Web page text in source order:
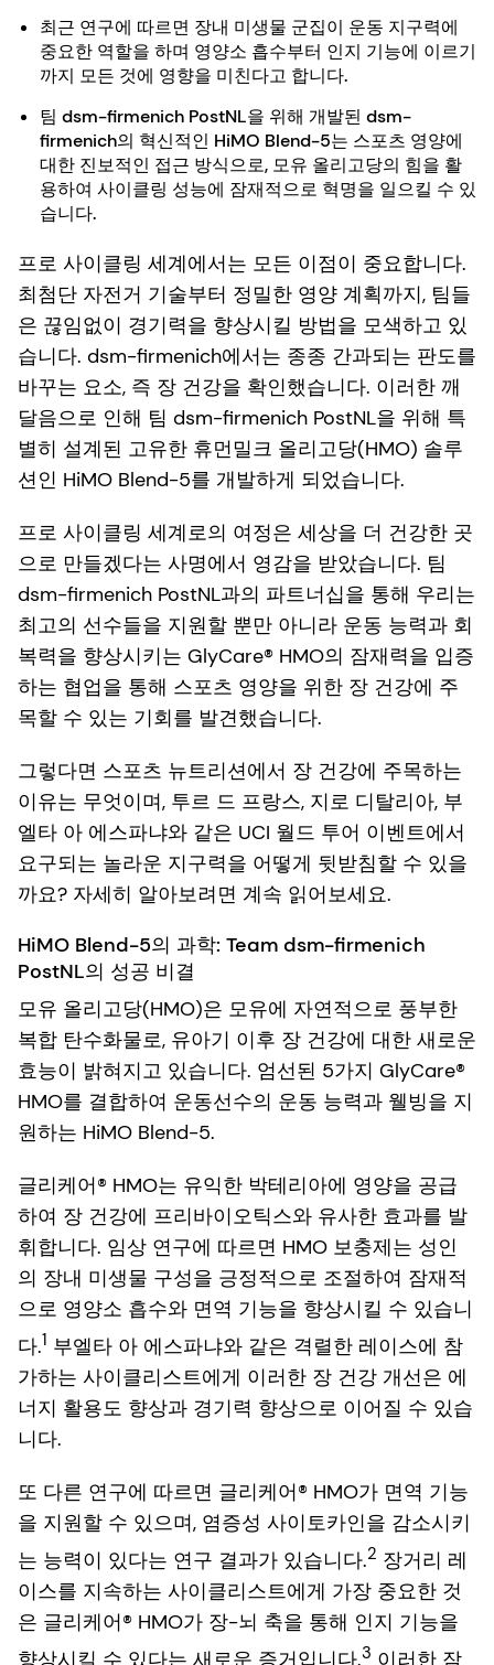
최근 연구에 따르면 장내 미생물 군집이 운동 지구력에
중요한 역할을 하며 영양소 흡수부터 인지 기능에 이르기
까지 모든 것에 영향을 미친다고 합니다.
팀 dsm-firmenich PostNL을 위해 개발된 dsm-
firmenich의 혁신적인 HiMO Blend-5는 스포츠 영양에
대한 진보적인 접근 방식으로, 모유 올리고당의 힘을 활
용하여 사이클링 성능에 잠재적으로 혁명을 일으킬 수 있
습니다.
프로 사이클링 세계에서는 모든 이점이 중요합니다.
최첨단 자전거 기술부터 정밀한 영양 계획까지, 팀들
은 끊임없이 경기력을 향상시킬 방법을 모색하고 있
습니다. dsm-firmenich에서는 종종 간과되는 판도를
바꾸는 요소, 즉 장 건강을 확인했습니다. 이러한 깨
달음으로 인해 팀 dsm-firmenich PostNL을 위해 특
별히 설계된 고유한 휴먼밀크 올리고당(HMO) 솔루
션인 HiMO Blend-5를 개발하게 되었습니다.
프로 사이클링 세계로의 여정은 세상을 더 건강한 곳
으로 만들겠다는 사명에서 영감을 받았습니다. 팀
dsm-firmenich PostNL과의 파트너십을 통해 우리는
최고의 선수들을 지원할 뿐만 아니라 운동 능력과 회
복력을 향상시키는 GlyCare® HMO의 잠재력을 입증
하는 협업을 통해 스포츠 영양을 위한 장 건강에 주
목할 수 있는 기회를 발견했습니다.
그렇다면 스포츠 뉴트리션에서 장 건강에 주목하는
이유는 무엇이며, 투르 드 프랑스, 지로 디탈리아, 부
엘타 아 에스파냐와 같은 UCI 월드 투어 이벤트에서
요구되는 놀라운 지구력을 어떻게 뒷받침할 수 있을
까요? 자세히 알아보려면 계속 읽어보세요.
HiMO Blend-5의 과학: Team dsm-firmenich
PostNL의 성공 비결
모유 올리고당(HMO)은 모유에 자연적으로 풍부한
복합 탄수화물로, 유아기 이후 장 건강에 대한 새로운
효능이 밝혀지고 있습니다. 엄선된 5가지 GlyCare®
HMO를 결합하여 운동선수의 운동 능력과 웰빙을 지
원하는 HiMO Blend-5.
글리케어® HMO는 유익한 박테리아에 영양을 공급
하여 장 건강에 프리바이오틱스와 유사한 효과를 발
휘합니다. 임상 연구에 따르면 HMO 보충제는 성인
의 장내 미생물 구성을 긍정적으로 조절하여 잠재적
으로 영양소 흡수와 면역 기능을 향상시킬 수 있습니
다.1 부엘타 아 에스파냐와 같은 격렬한 레이스에 참
가하는 사이클리스트에게 이러한 장 건강 개선은 에
너지 활용도 향상과 경기력 향상으로 이어질 수 있습
니다.
또 다른 연구에 따르면 글리케어® HMO가 면역 기능
을 지원할 수 있으며, 염증성 사이토카인을 감소시키
는 능력이 있다는 연구 결과가 있습니다.2 장거리 레
이스를 지속하는 사이클리스트에게 가장 중요한 것
은 글리케어® HMO가 장-뇌 축을 통해 인지 기능을
3